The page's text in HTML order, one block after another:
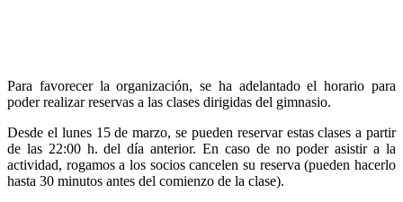
Para favorecer la organización, se ha adelantado el horario para
poder realizar reservas a las clases dirigidas del gimnasio.
Desde el lunes 15 de marzo, se pueden reservar estas clases a partir
de las 22:00 h. del día anterior. En caso de no poder asistir a la
actividad, rogamos a los socios cancelen su reserva (pueden hacerlo
hasta 30 minutos antes del comienzo de la clase).